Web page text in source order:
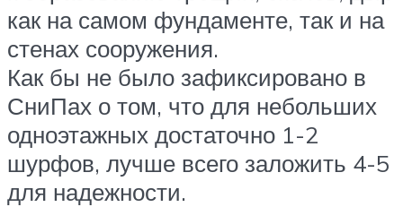
как на самом фундаменте, так и на
стенах сооружения.
Как бы не было зафиксировано в
СниПах о том, что для небольших
одноэтажных достаточно 1-2
шурфов, лучше всего заложить 4-5
для надежности.